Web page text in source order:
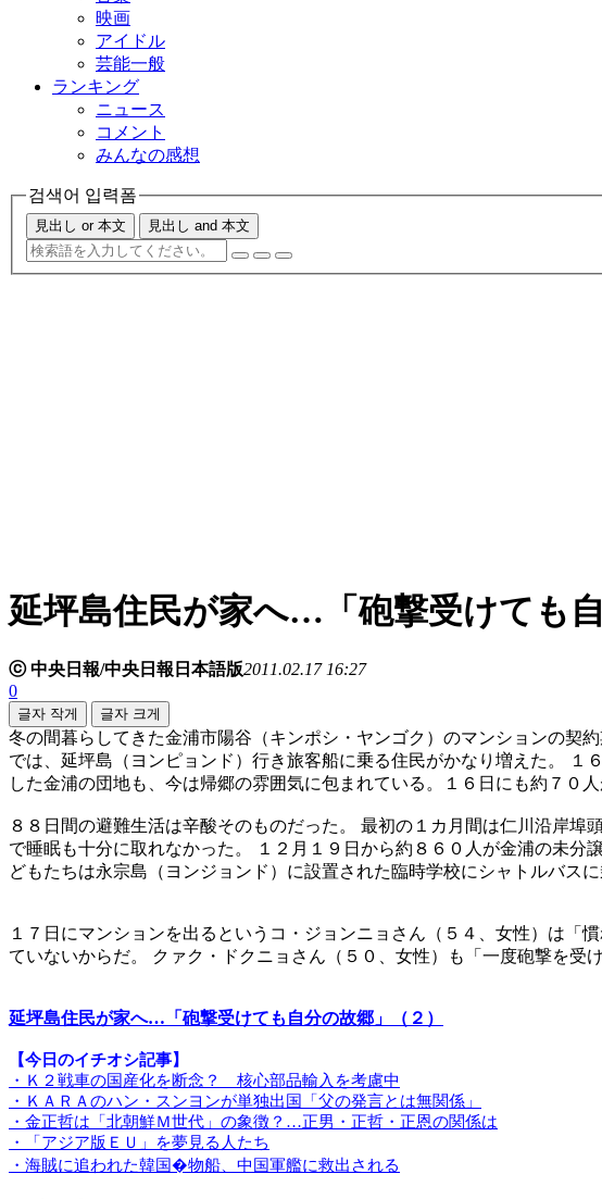
映画
アイドル
芸能一般
ランキング
ニュース
コメント
みんなの感想
검색어 입력폼
見出し or 本文 見出し and 本文
延坪島住民が家へ…「砲撃受けても自
ⓒ 中央日報/中央日報日本語版2011.02.17 16:27
0
글자 작게 글자 크게
冬の間暮らしてきた金浦市陽谷（キンポシ・ヤンゴク）のマンションの契
では、延坪島（ヨンピョンド）行き旅客船に乗る住民がかなり増えた。
した金浦の団地も、今は帰郷の雰囲気に包まれている。１６日にも約７０
８８日間の避難生活は辛酸そのものだった。 最初の１カ月間は仁川沿岸
で睡眠も十分に取れなかった。 １２月１９日から約８６０人が金浦の未
どもたちは永宗島（ヨンジョンド）に設置された臨時学校にシャトルバスに
１７日にマンションを出るというコ・ジョンニョさん（５４、女性）は「
ていないからだ。 クァク・ドクニョさん（５０、女性）も「一度砲撃を受
延坪島住民が家へ…「砲撃受けても自分の故郷」（２）
【今日のイチオシ記事】
・Ｋ２戦車の国産化を断念？ 核心部品輸入を考慮中
・ＫＡＲＡのハン・スンヨンが単独出国「父の発言とは無関係」
・金正哲は「北朝鮮Ｍ世代」の象徴？…正男・正哲・正恩の関係は
・「アジア版ＥＵ」を夢見る人たち
・海賊に追われた韓国�物船、中国軍艦に救出される